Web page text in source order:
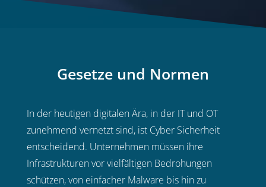
Gesetze und Normen
In der heutigen digitalen Ära, in der IT und OT
zunehmend vernetzt sind, ist Cyber Sicherheit
entscheidend. Unternehmen müssen ihre
Infrastrukturen vor vielfältigen Bedrohungen
schützen, von einfacher Malware bis hin zu